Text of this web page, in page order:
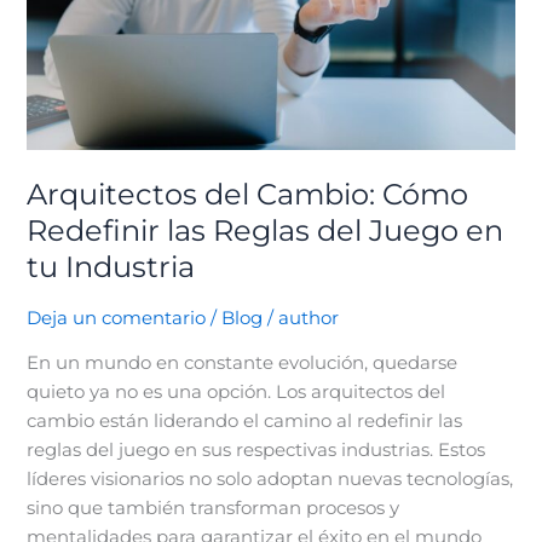
Arquitectos del Cambio: Cómo
Redefinir las Reglas del Juego en
tu Industria
Deja un comentario / Blog /author
En un mundo en constante evolución, quedarse
quieto ya no es una opción. Los arquitectos del
cambio están liderando el camino al redefinir las
reglas del juego en sus respectivas industrias. Estos
líderes visionarios no solo adoptan nuevas tecnologías,
sino que también transforman procesos y
mentalidades para garantizar el éxito en el mundo
Reglas
del
Juego
en
tu